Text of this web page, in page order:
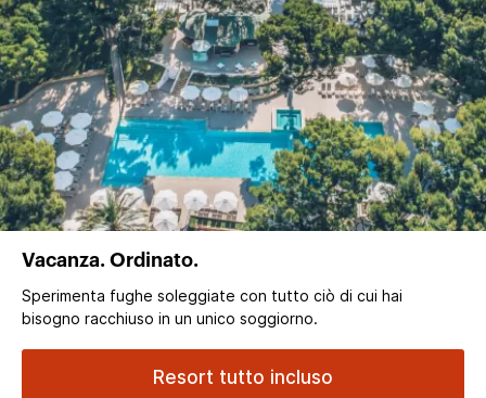
Vacanza. Ordinato.
Sperimenta fughe soleggiate con tutto ciò di cui hai
bisogno racchiuso in un unico soggiorno.
Resort tutto incluso